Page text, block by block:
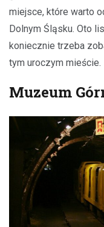
miejsce, które warto
Dolnym Śląsku. Oto
koniecznie trzeba
tym uroczym mieście.
Muzeum